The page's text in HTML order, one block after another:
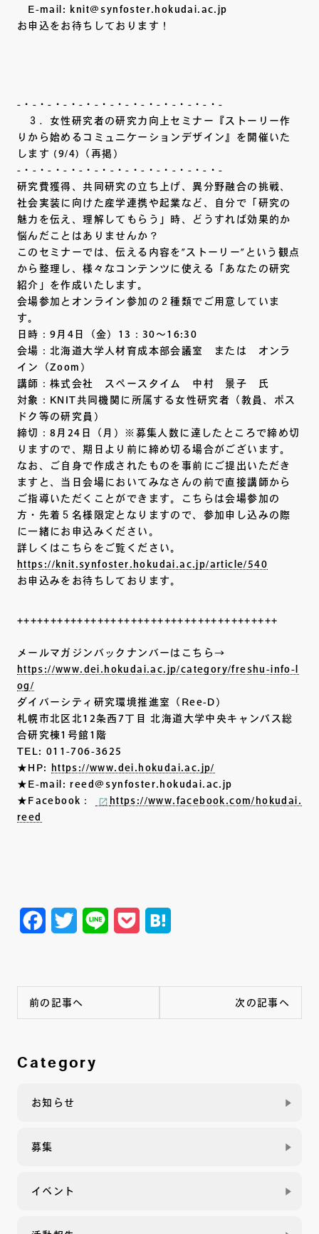
E-mail: knit@synfoster.hokudai.ac.jp
お申込をお待ちしております！
-・-・-・-・-・-・-・-・-・-・-・-・-・-
３．女性研究者の研究力向上セミナー『ストーリー作
りから始めるコミュニケーションデザイン』を開催いた
します (9/4)（再掲）
-・-・-・-・-・-・-・-・-・-・-・-・-・-
研究費獲得、共同研究の立ち上げ、異分野融合の挑戦、
社会実装に向けた産学連携や起業など、自分で「研究の
魅力を伝え、理解してもらう」時、どうすれば効果的か
悩んだことはありませんか？
このセミナーでは、伝える内容を”ストーリー”という観点
から整理し、様々なコンテンツに使える「あなたの研究
紹介」を作成いたします。
会場参加とオンライン参加の２種類でご用意していま
す。
日時：9月4日（金）13：30～16:30
会場：北海道大学人材育成本部会議室 または オンラ
イン（Zoom）
講師：株式会社 スペースタイム 中村 景子 氏
対象：KNIT共同機関に所属する女性研究者（教員、ポス
ドク等の研究員）
締切：8月24日（月）※募集人数に達したところで締め切
りますので、期日より前に締め切る場合がございます。
なお、ご自身で作成されたものを事前にご提出いただき
ますと、当日会場においてみなさんの前で直接講師から
ご指導いただくことができます。こちらは会場参加の
方・先着５名様限定となりますので、参加申し込みの際
に一緒にお申込みください。
詳しくはこちらをご覧ください。
https://knit.synfoster.hokudai.ac.jp/article/540
お申込みをお待ちしております。
+++++++++++++++++++++++++++++++++++++++
メールマガジンバックナンバーはこちら→
https://www.dei.hokudai.ac.jp/category/freshu-info-l
og/
ダイバーシティ研究環境推進室（Ree-D）
札幌市北区北12条西7丁目 北海道大学中央キャンパス総
合研究棟1号館1階
TEL: 011-706-3625
★HP:
https://www.dei.hokudai.ac.jp/
★E-mail: reed@synfoster.hokudai.ac.jp
★Facebook：
https://www.facebook.com/hokudai.
reed
Facebook
TwitterLine Pocket
前の記事へ 次の記事へ
Category
お知らせ
募集
イベント